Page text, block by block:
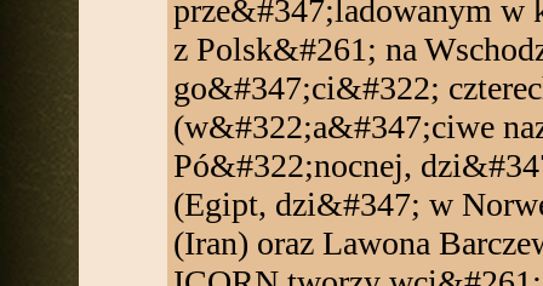
prze&#347;ladowanym w
z Polsk&#261; na
go&#347;ci&#322;
(w&#322;a&#347;ciwe
Pó&#322;nocnej,
(Egipt, dzi&#347; w
(Iran) oraz Lawona